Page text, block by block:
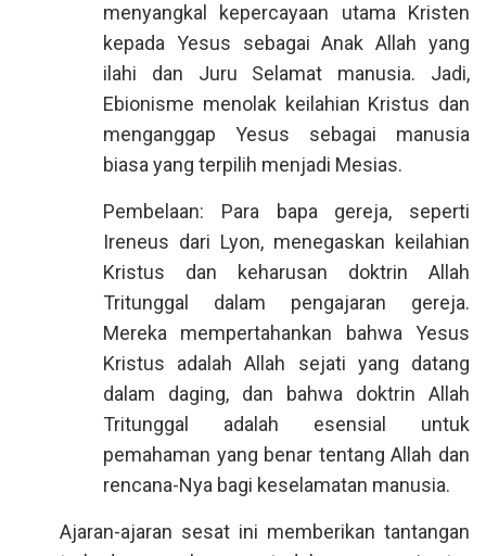
menyangkal kepercayaan utama Kristen
kepada Yesus sebagai Anak Allah yang
ilahi dan Juru Selamat manusia. Jadi,
Ebionisme menolak keilahian Kristus dan
menganggap Yesus sebagai manusia
biasa yang terpilih menjadi Mesias.
Pembelaan: Para bapa gereja, seperti
Ireneus dari Lyon, menegaskan keilahian
Kristus dan keharusan doktrin Allah
Tritunggal dalam pengajaran gereja.
Mereka mempertahankan bahwa Yesus
Kristus adalah Allah sejati yang datang
dalam daging, dan bahwa doktrin Allah
Tritunggal adalah esensial untuk
pemahaman yang benar tentang Allah dan
rencana-Nya bagi keselamatan manusia.
Ajaran-ajaran sesat ini memberikan tantangan